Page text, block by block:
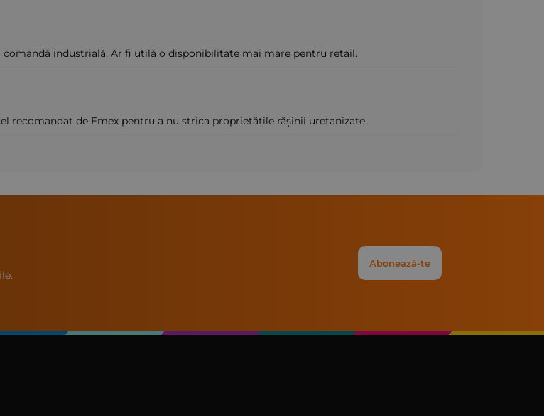
comandă industrială. Ar fi utilă o disponibilitate mai mare pentru retail.
recomandat de Emex pentru a nu strica proprietățile rășinii uretanizate.
Abonează-te